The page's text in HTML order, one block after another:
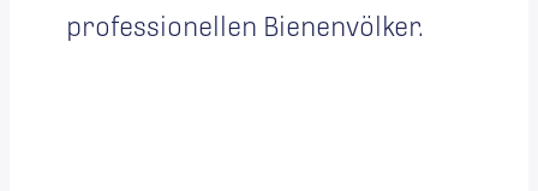
professionellen Bienenvölker.